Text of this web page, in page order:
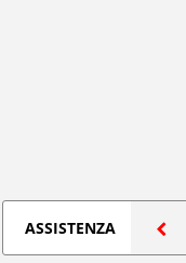
ASSISTENZA